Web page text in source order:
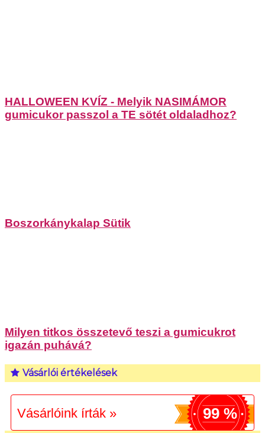
HALLOWEEN KVÍZ - Melyik NASIMÁMOR
gumicukor passzol a TE sötét oldaladhoz?
Boszorkánykalap Sütik
Milyen titkos összetevő teszi a gumicukrot
igazán puhává?
Vásárlói értékelések
Vásárlóink írták » 99 %